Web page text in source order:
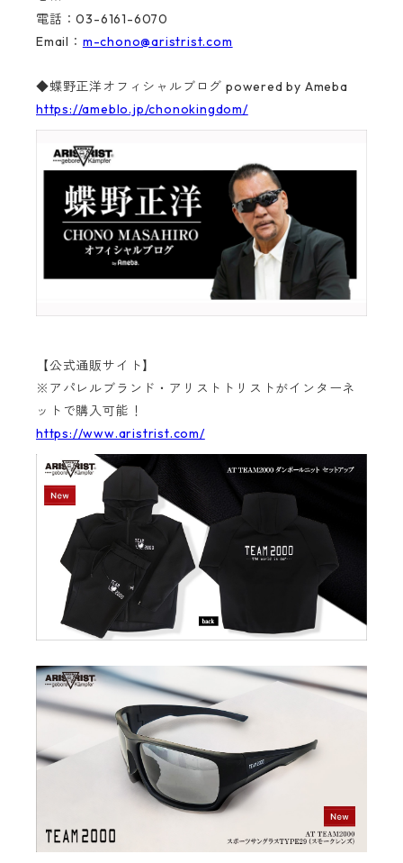
電話：03-6161-6070
Email： m-chono@aristrist.com
◆蝶野正洋オフィシャルブログ powered by Ameba
https://ameblo.jp/chonokingdom/
【公式通販サイト】
※アパレルブランド・アリストトリストがインターネ
ットで購入可能！
https://www.aristrist.com/